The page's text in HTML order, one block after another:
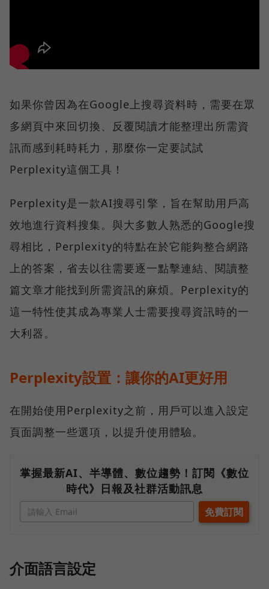
如果你曾因為在Google上搜尋資料時，需要在眾
多網頁中來回切換、反覆閱讀才能整理出所需資
訊而感到耗時耗力，那麼你一定要試試
Perplexity這個工具！
Perplexity是一款AI搜尋引擎，旨在幫助用戶高
效地進行資料搜集。與大多數人熟悉的Google搜
尋相比，Perplexity的特點在於它能夠整合網路
上的答案，省去以往需要逐一點擊連結、閱讀整
篇文章才能找到所需資訊的麻煩。Perplexity的
這一特性使其成為專業人士需要搜尋資訊時的一
大利器。
Perplexity設置：讓你的AI更好用
在開始使用Perplexity之前，用戶可以進入設定
頁面調整一些選項，以提升使用體驗。
掌握最新AI、半導體、數位趨勢！訂閱《數位
時代》日報及社群活動訊息
介面語言設定